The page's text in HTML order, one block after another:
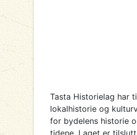
Tasta Historielag har
lokalhistorie og
for bydelens historie
tidene. Laget er